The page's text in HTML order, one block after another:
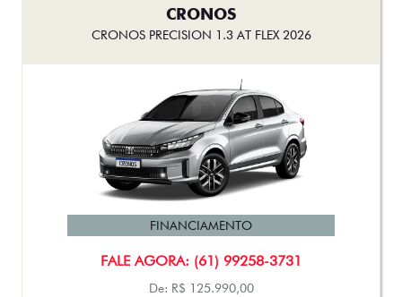
CRONOS
CRONOS PRECISION 1.3 AT FLEX 2026
FALE AGORA: (61) 99258-3731
FINANCIAMENTO
De: R$ 125.990,00